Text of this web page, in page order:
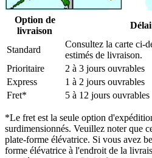
Option de
livraison
Standard
Consultez la carte ci-
estimés de livraison.
Prioritaire
2 à 3 jours ouvrables
Express
1 à 2 jours ouvrables
Fret*
5 à 12 jours ouvrables
*Le fret est la seule option
surdimensionnés. Veuillez noter que
plate-forme élévatrice. Si vous avez
forme élévatrice à l'endroit de la